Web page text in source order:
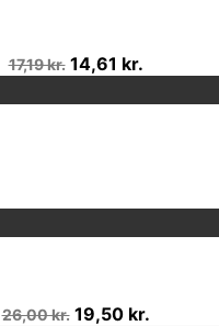
17,19 kr. 14,61 kr.
26,00 kr. 19,50 kr.